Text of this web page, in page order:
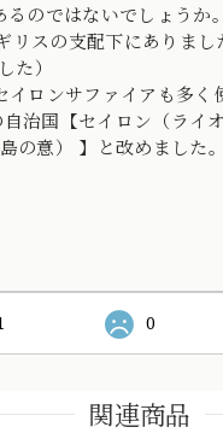
るのではないでしょうか
リスの支配下にありまし
た）
ロンサファイアも多く
治国【セイロン（ライ
の意） 】と改めました
0
関連商品